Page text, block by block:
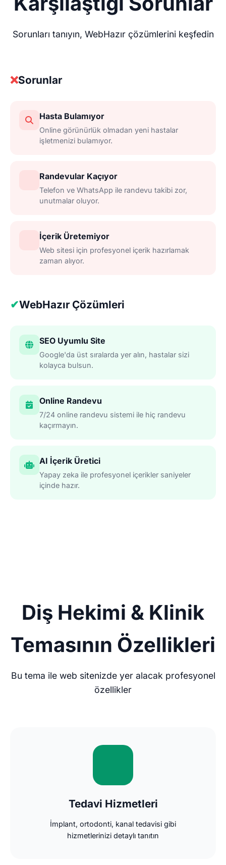
Sorunları tanıyın, WebHazır çözümlerini keşfedin
❌Sorunlar
Hasta Bulamıyor
Online görünürlük olmadan yeni hastalar
işletmenizi bulamıyor.
Randevular Kaçıyor
Telefon ve WhatsApp ile randevu takibi zor,
unutmalar oluyor.
İçerik Üretemiyor
Web sitesi için profesyonel içerik hazırlamak
zaman alıyor.
✔WebHazır Çözümleri
SEO Uyumlu Site
Google'da üst sıralarda yer alın, hastalar sizi
kolayca bulsun.
Online Randevu
7/24 online randevu sistemi ile hiç randevu
kaçırmayın.
AI İçerik Üretici
Yapay zeka ile profesyonel içerikler saniyeler
içinde hazır.
Diş Hekimi & Klinik
Temasının Özellikleri
Bu tema ile web sitenizde yer alacak profesyonel
özellikler
Tedavi Hizmetleri
İmplant, ortodonti, kanal tedavisi gibi
hizmetlerinizi detaylı tanıtın